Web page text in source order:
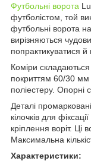
Футбольні ворота
футболістом, той
футбольні ворота
вирізняються
попрактикуватися й
Коміри
покриттям 60/30 мм
поліестеру. Опорні
Деталі
кілочків для
кріплення воріт. Ці
Максимальна
Характеристики: